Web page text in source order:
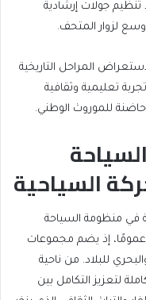
جولات إرشادية
لزوار المتحف.
المراحل التاريخية
تعليمية وثقافية
للموروث الوطني.
السياحية
في منظومة السياحة
إذ يضم مجموعات
للبلاد. من ناحية
لتعزيز التكامل بين